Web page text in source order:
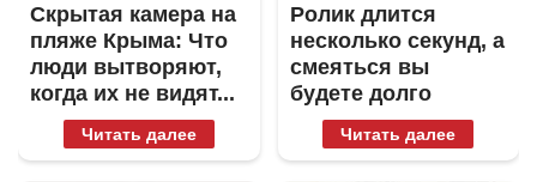
Скрытая камера на
пляже Крыма: Что
люди вытворяют,
когда их не видят...
Читать далее
Ролик длится
несколько секунд, а
смеяться вы
будете долго
Читать далее